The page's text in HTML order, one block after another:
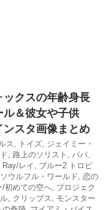
ックスの年齢身長
ル＆彼女や子供
スタ画像まとめ
ス トイズ ジェイミー・
路上のソリスト
パパ、
Ray/レイ
ブルー2 トロピ
ソウルフル・ワールド 恋の
/初めての空へ プロジェク
クリップス
モンスター